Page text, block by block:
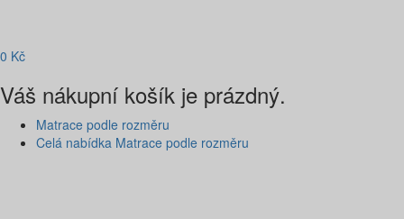
0 Kč
Váš nákupní košík je prázdný.
Matrace podle rozměru
Celá nabídka Matrace podle rozměru